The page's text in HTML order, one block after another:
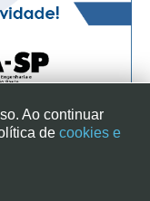
DE SÃO PAULO
Ao continuar
de cookies e